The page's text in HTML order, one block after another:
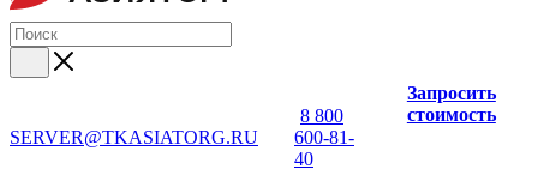
SERVER@TKASIATORG.RU
8 800
600-81-
40
Запросить
стоимость